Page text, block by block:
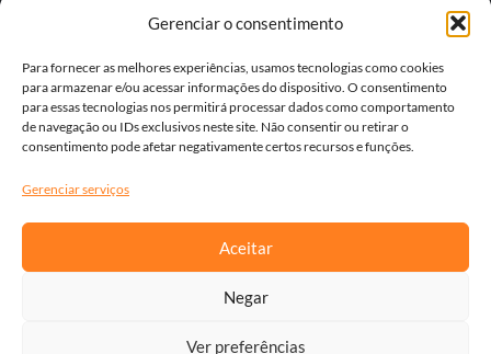
Gerenciar o consentimento
Para fornecer as melhores experiências, usamos tecnologias como cookies
para armazenar e/ou acessar informações do dispositivo. O consentimento
para essas tecnologias nos permitirá processar dados como comportamento
de navegação ou IDs exclusivos neste site. Não consentir ou retirar o
consentimento pode afetar negativamente certos recursos e funções.
Gerenciar serviços
Aceitar
Negar
Ver preferências
Rafael Guarnieri
Séries
Tatiana
Werner Zotz